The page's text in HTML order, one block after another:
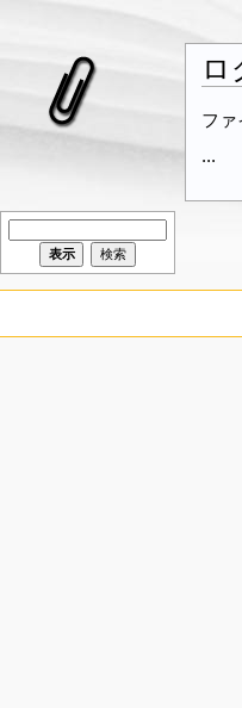
ロ
ファ
...